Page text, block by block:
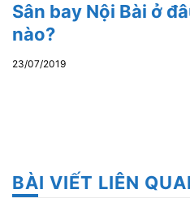
Sân bay Nội Bài ở
nào?
23/07/2019
BÀI VIẾT LIÊN